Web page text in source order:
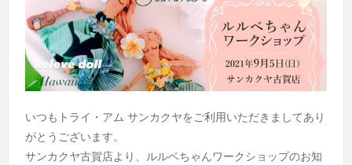
いつもトライ・アム サンカクヤをご利用いただきましてあり
がとうございます。
サンカクヤ古賀店より、ルルベちゃんワークショップのお知